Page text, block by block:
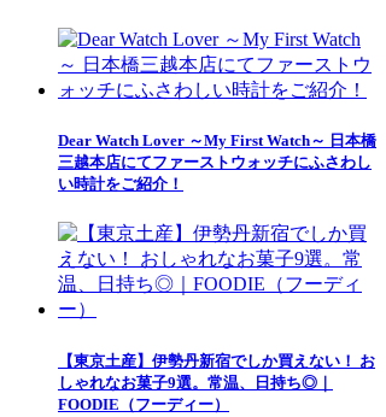
Dear Watch Lover ～My First Watch～ 日本橋
三越本店にてファーストウォッチにふさわし
い時計をご紹介！
【東京土産】伊勢丹新宿でしか買えない！ お
しゃれなお菓子9選。常温、日持ち◎｜
FOODIE（フーディー）